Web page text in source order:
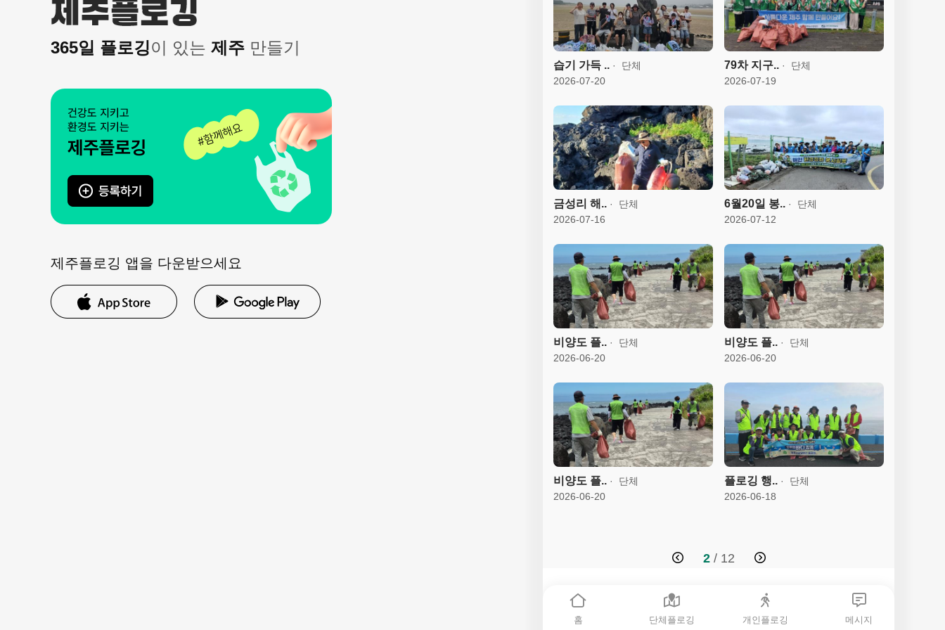
365일 플로깅이 있는 제주 만들기
제주플로깅 앱을 다운받으세요
습기 가득 ..
단체
2026-07-20
79차 지구..
단체
2026-07-19
금성리 해..
단체
2026-07-16
6월20일 봉..
단체
2026-07-12
비양도 플..
단체
2026-06-20
비양도 플..
단체
2026-06-20
비양도 플..
단체
2026-06-20
플로깅 행..
단체
2026-06-18
2/ 12
홈 단체플로깅 개인플로깅 메시지